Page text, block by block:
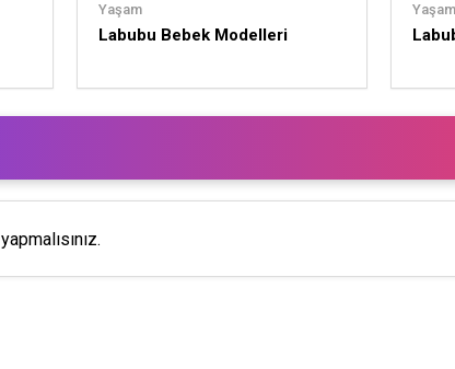
Yaşam
Labubu Bebek Modelleri
Yaşam
yapmalısınız.